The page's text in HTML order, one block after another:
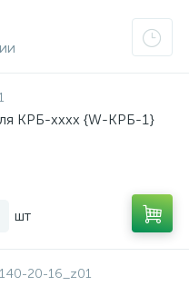
КРБ-хххх {W-КРБ-1}
шт
20-16_z01